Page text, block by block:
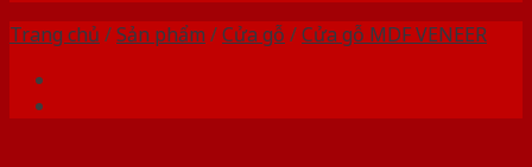
Trang chủ /Sản phẩm /Cửa gỗ /Cửa gỗ MDF VENEER